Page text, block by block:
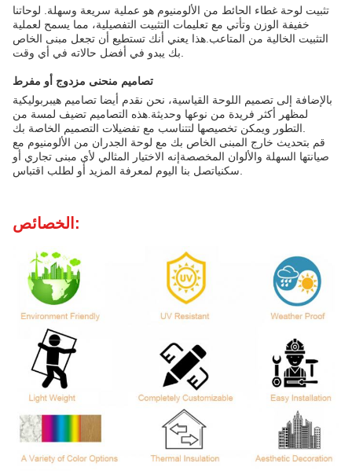
تثبيت لوحة غطاء الحائط من الألومنيوم هو عملية سريعة وسهلة. لوحاتنا
خفيفة الوزن وتأتي مع تعليمات التثبيت التفصيلية، مما يسمح لعملية
التثبيت الخالية من المتاعب.هذا يعني أنك تستطيع أن تجعل مبنى الخاص
تصاميم منحنى مزدوج أو مفرط
بالإضافة إلى تصميم اللوحة القياسية، نحن نقدم أيضا تصاميم هيبربوليكية
لمظهر أكثر فريدة من نوعها وحديثة.هذه التصاميم تضيف لمسة من
قم بتحديث خارج المبنى الخاص بك مع لوحة الجدران من الألومنيوم مع
صيانتها السهلة والألوان المخصصةإنه الاختيار المثالي لأي مبنى تجاري أو
الخصائص: